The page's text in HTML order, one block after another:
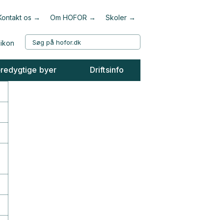
os Om HOFOR Skoler
byer Driftsinfo